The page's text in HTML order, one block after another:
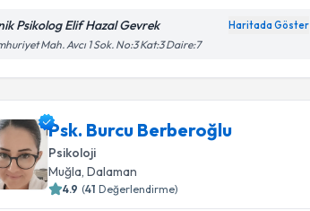
Psikolog Elif Hazal Gevrek Haritada Göster
Mah. Avcı 1 Sok. No:3 Kat:3 Daire:7
Psk. Burcu Berberoğlu
Psikoloji
Muğla, Dalaman
4.9 (41 Değerlendirme)